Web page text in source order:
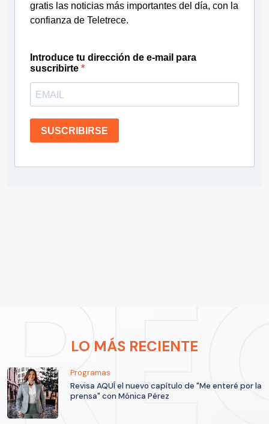
gratis las noticias más importantes del día, con la
confianza de Teletrece.
Introduce tu dirección de e-mail para
suscribirte
SUSCRIBIRSE
LO MÁS RECIENTE
Programas
Revisa AQUÍ el nuevo capítulo de "Me enteré por la
prensa" con Mónica Pérez